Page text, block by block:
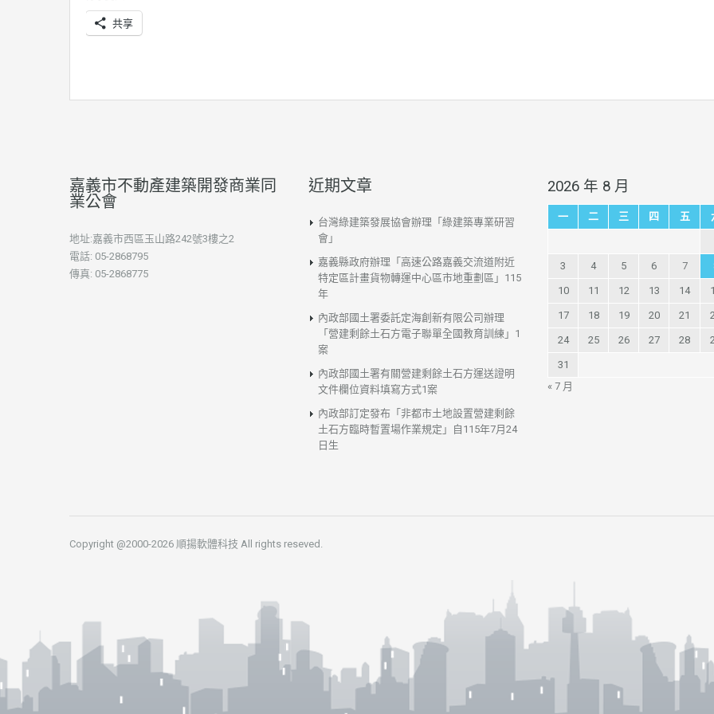
共享
嘉義市不動產建築開發商業同
業公會
地址:嘉義市西區玉山路242號3樓之2
電話: 05-2868795
傳真: 05-2868775
近期文章
台灣綠建築發展協會辦理「綠建築專業研習
會」
嘉義縣政府辦理「高速公路嘉義交流道附近
特定區計畫貨物轉運中心區市地重劃區」115
年
內政部國土署委託定海創新有限公司辦理
「營建剩餘土石方電子聯單全國教育訓練」1
案
內政部國土署有關營建剩餘土石方運送證明
文件欄位資料填寫方式1案
內政部訂定發布「非都市土地設置營建剩餘
土石方臨時暫置場作業規定」自115年7月24
日生
2026 年 8 月
一 二 三 四 五
3 4 5 6 7
10 11 12 13 14
17 18 19 20 21
24 25 26 27 28
31
« 7 月
Copyright @2000-2026 順揚軟體科技 All rights reseved.